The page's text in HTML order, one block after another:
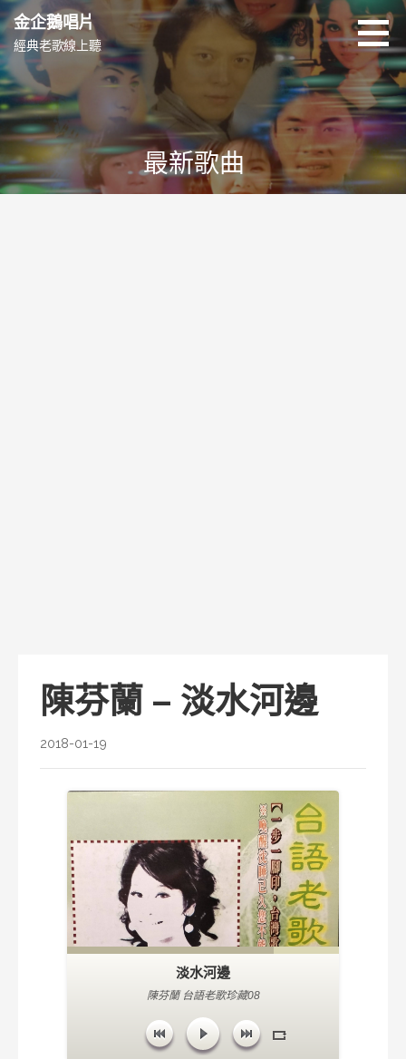
跳
至
主
要
內
容
金企鵝唱片
經典老歌線上聽
最新歌曲
陳芬蘭 – 淡水河邊
2018-01-19
淡水河邊
陳芬蘭 台語老歌珍藏08